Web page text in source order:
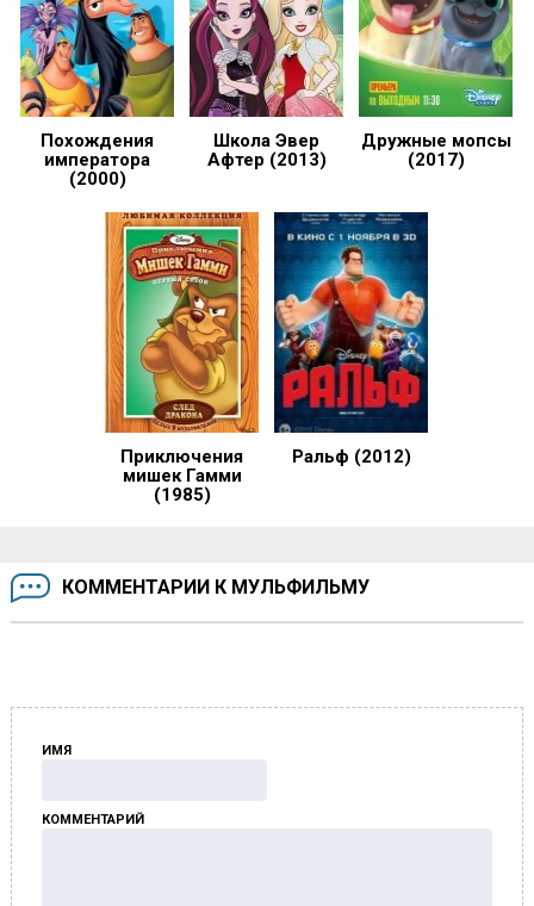
Похождения
императора
(2000)
Школа Эвер
Афтер (2013)
Дружные мопсы
(2017)
Приключения
мишек Гамми
(1985)
Ральф (2012)
КОММЕНТАРИИ К МУЛЬФИЛЬМУ
ИМЯ
КОММЕНТАРИЙ